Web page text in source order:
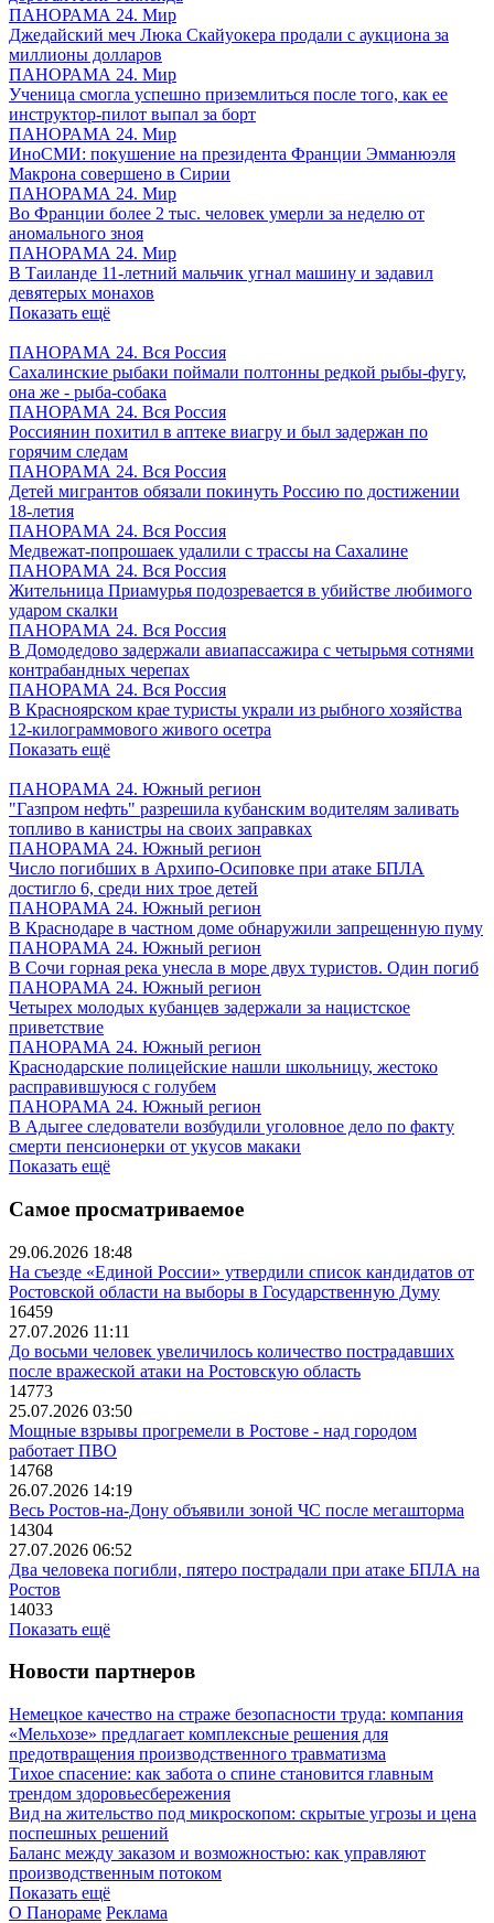
ПАНОРАМА 24. Мир
Джедайский меч Люка Скайуокера продали с аукциона за
миллионы долларов
ПАНОРАМА 24. Мир
Ученица смогла успешно приземлиться после того, как ее
инструктор-пилот выпал за борт
ПАНОРАМА 24. Мир
ИноСМИ: покушение на президента Франции Эмманюэля
Макрона совершено в Сирии
ПАНОРАМА 24. Мир
Во Франции более 2 тыс. человек умерли за неделю от
аномального зноя
ПАНОРАМА 24. Мир
В Таиланде 11-летний мальчик угнал машину и задавил
девятерых монахов
Показать ещё
ПАНОРАМА 24. Вся Россия
Сахалинские рыбаки поймали полтонны редкой рыбы-фугу,
она же - рыба-собака
ПАНОРАМА 24. Вся Россия
Россиянин похитил в аптеке виагру и был задержан по
горячим следам
ПАНОРАМА 24. Вся Россия
Детей мигрантов обязали покинуть Россию по достижении
18-летия
ПАНОРАМА 24. Вся Россия
Медвежат-попрошаек удалили с трассы на Сахалине
ПАНОРАМА 24. Вся Россия
Жительница Приамурья подозревается в убийстве любимого
ударом скалки
ПАНОРАМА 24. Вся Россия
В Домодедово задержали авиапассажира с четырьмя сотнями
контрабандных черепах
ПАНОРАМА 24. Вся Россия
В Красноярском крае туристы украли из рыбного хозяйства
12-килограммового живого осетра
Показать ещё
ПАНОРАМА 24. Южный регион
"Газпром нефть" разрешила кубанским водителям заливать
топливо в канистры на своих заправках
ПАНОРАМА 24. Южный регион
Число погибших в Архипо-Осиповке при атаке БПЛА
достигло 6, среди них трое детей
ПАНОРАМА 24. Южный регион
В Краснодаре в частном доме обнаружили запрещенную пуму
ПАНОРАМА 24. Южный регион
В Сочи горная река унесла в море двух туристов. Один погиб
ПАНОРАМА 24. Южный регион
Четырех молодых кубанцев задержали за нацистское
приветствие
ПАНОРАМА 24. Южный регион
Краснодарские полицейские нашли школьницу, жестоко
расправившуюся с голубем
ПАНОРАМА 24. Южный регион
В Адыгее следователи возбудили уголовное дело по факту
смерти пенсионерки от укусов макаки
Показать ещё
Самое просматриваемое
29.06.2026 18:48
На съезде «Единой России» утвердили список кандидатов от
Ростовской области на выборы в Государственную Думу
16459
27.07.2026 11:11
До восьми человек увеличилось количество пострадавших
после вражеской атаки на Ростовскую область
14773
25.07.2026 03:50
Мощные взрывы прогремели в Ростове - над городом
работает ПВО
14768
26.07.2026 14:19
Весь Ростов-на-Дону объявили зоной ЧС после мегашторма
14304
27.07.2026 06:52
Два человека погибли, пятеро пострадали при атаке БПЛА на
Ростов
14033
Показать ещё
Новости партнеров
Немецкое качество на страже безопасности труда: компания
«Мельхозе» предлагает комплексные решения для
предотвращения производственного травматизма
Тихое спасение: как забота о спине становится главным
трендом здоровьесбережения
Вид на жительство под микроскопом: скрытые угрозы и цена
поспешных решений
Баланс между заказом и возможностью: как управляют
производственным потоком
Показать ещё
О Панораме Реклама